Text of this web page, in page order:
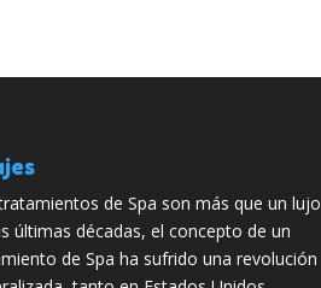
de Spa son más que un lujo
últimas décadas, el concepto de un
de Spa ha sufrido una revolución